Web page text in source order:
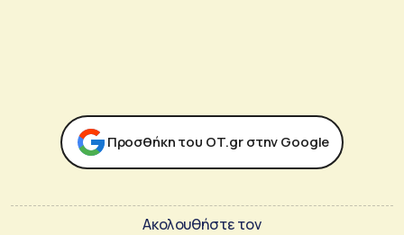
Προσθήκη του ΟΤ.gr στην Google
Ακολουθήστε τον